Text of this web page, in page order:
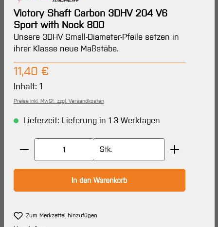
Victory Shaft Carbon 3DHV 204 V6
Sport with Nock 800
Unsere 3DHV Small-Diameter-Pfeile setzen in
ihrer Klasse neue Maßstäbe.
Regulärer Preis:
11,40 €
Inhalt: 1
Preise inkl. MwSt. zzgl. Versandkosten
Lieferzeit: Lieferung in 1-3 Werktagen
Produkt Anzahl: Gib den gewünschten Wert ein
Stk.
In den Warenkorb
Zum Merkzettel hinzufügen